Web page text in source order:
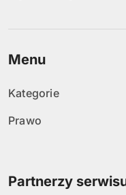
Menu
Kategorie
Prawo
Partnerzy